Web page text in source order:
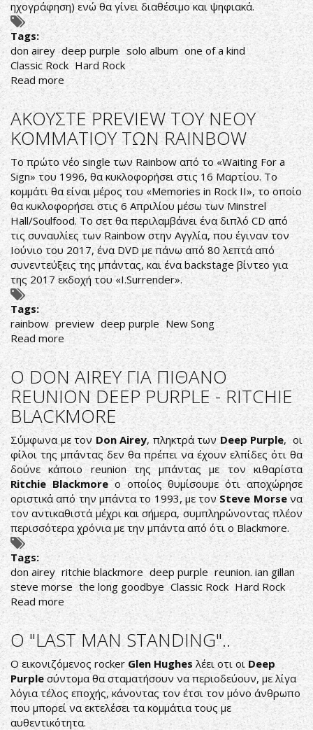
ηχογράφηση) ενώ θα γίνει διαθέσιμο και ψηφιακά.
Tags:
don airey deep purple solo album one of a kind
Classic Rock Hard Rock
Read more about
DON
AIREY:
ΝΕΟΣ
SOLO
ΔΙΣΚΟΣ
ΑΚΟΥΣΤΕ PREVIEW ΤΟΥ ΝΕΟΥ
ΚΟΜΜΑΤΙΟΥ ΤΩΝ RAINBOW
Το πρώτο νέο single των Rainbow από το «Waiting For a
Sign» του 1996, θα κυκλοφορήσει στις 16 Μαρτίου. Το
κομμάτι θα είναι μέρος του «Memories in Rock II», το οποίο
θα κυκλοφορήσει στις 6 Απριλίου μέσω των Minstrel
Hall/Soulfood. Το σετ θα περιλαμβάνει ένα διπλό CD από
τις συναυλίες των Rainbow στην Αγγλία, που έγιναν τον
Ιούνιο του 2017, ένα DVD με πάνω από 80 λεπτά από
συνεντεύξεις της μπάντας, και ένα backstage βίντεο για
της 2017 εκδοχή του «I.Surrender».
Tags:
rainbow preview deep purple New Song
Read more about
ΑΚΟΥΣΤΕ
PREVIEW
ΤΟΥ
ΝΕΟΥ
ΚΟΜΜΑΤΙΟΥ
ΤΩΝ
RAINBOW
Ο DON AIREY ΓΙΑ ΠΙΘΑΝΟ
REUNION DEEP PURPLE - RITCHIE
BLACKMORE
Σύμφωνα με τον Don Airey, πληκτρά των Deep Purple, οι
φίλοι της μπάντας δεν θα πρέπει να έχουν ελπίδες ότι θα
δούνε κάποιο reunion της μπάντας με τον κιθαρίστα
Ritchie Blackmoreο οποίος θυμίσουμε ότι αποχώρησε
οριστικά από την μπάντα το 1993, με τονSteve Morseνα
τον αντικαθιστά μέχρι και σήμερα, συμπληρώνοντας πλέον
περισσότερα χρόνια με την μπάντα από ότι ο Blackmore.
Tags:
don airey ritchie blackmore deep purple reunion. ian gillan
steve morse the long goodbye Classic Rock Hard Rock
Read moreabout
Ο
DON
AIREY
ΓΙΑ
ΠΙΘΑΝΟ
REUNION
DEEP
PURPLE
Ο "LAST MAN STANDING"..
Ο εικονιζόμενος rocker Glen Hughesλέει οτι οιDeep
Purpleσύντομα θα σταματήσουν να περιοδεύουν, με λίγα
λόγια τέλος εποχής, κάνοντας τον έτσι τον μόνο άνθρωπο
που μπορεί να εκτελέσει τα κομμάτια τους με
αυθεντικότητα.